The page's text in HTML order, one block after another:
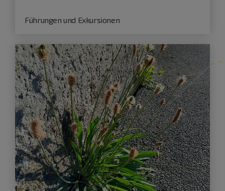
Führungen und Exkursionen